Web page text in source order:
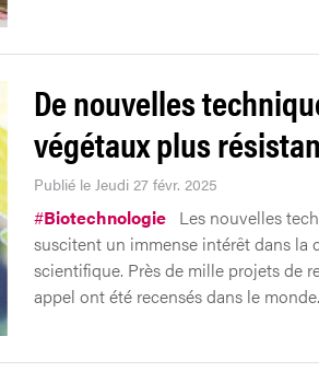
De nouvelles
végétaux plus
Publié le Jeudi 27 févr. 2025
#Biotechnologie Les nouvelles
suscitent un immense intérêt dans la
scientifique. Près de mille projets de
appel ont été recensés dans le monde.